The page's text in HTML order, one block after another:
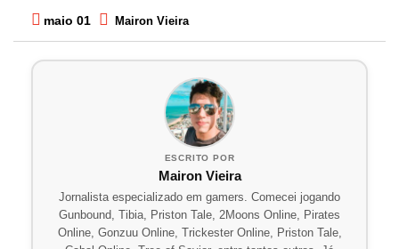
maio 01 Mairon Vieira
ESCRITO POR
Mairon Vieira
Jornalista especializado em gamers. Comecei jogando
Gunbound, Tibia, Priston Tale, 2Moons Online, Pirates
Online, Gonzuu Online, Trickester Online, Priston Tale,